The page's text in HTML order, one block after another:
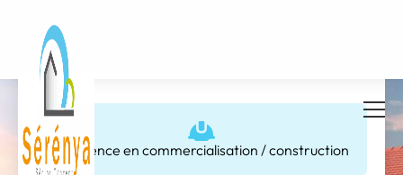
Résidence en commercialisation / construction